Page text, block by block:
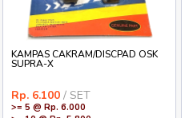
KAMPAS CAKRAM/DISCPAD OSK
SUPRA-X
Rp. 6.100 / SET
>= 5 @ Rp. 6.000